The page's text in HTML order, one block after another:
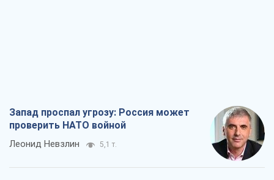
Запад проспал угрозу: Россия может
проверить НАТО войной
Леонид Невзлин 5,1 т.